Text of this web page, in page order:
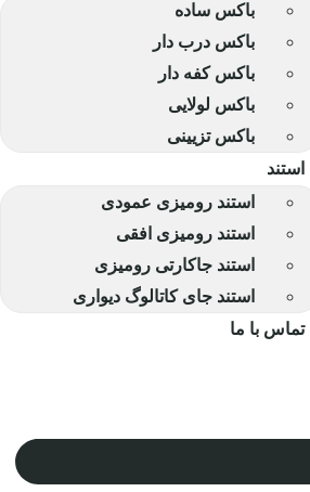
باکس ساده
باکس درب دار
باکس کفه دار
باکس لولایی
باکس تزیینی
استند
استند رومیزی عمودی
استند رومیزی افقی
استند جاکارتی رومیزی
استند جای کاتالوگ دیواری
تماس با ما